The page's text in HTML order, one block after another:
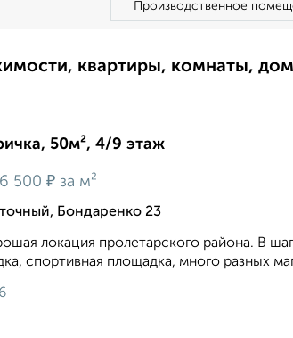
Производственное
квартиры, комнаты,
50м², 4/9 этаж
500 ₽ за м²
Бондаренко 23
локация пролетарского района. В
спортивная площадка, много разных